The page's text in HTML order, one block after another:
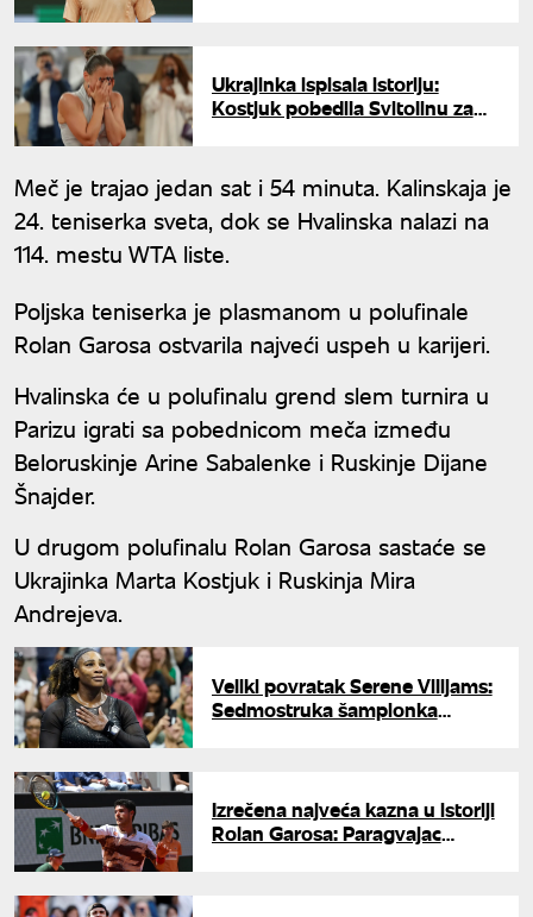
Ukrajinka ispisala istoriju:
Kostjuk pobedila Svitolinu za
Meč je trajao jedan sat i 54 minuta. Kalinskaja je
24. teniserka sveta, dok se Hvalinska nalazi na
114. mestu WTA liste.
Poljska teniserka je plasmanom u polufinale
Rolan Garosa ostvarila najveći uspeh u karijeri.
Hvalinska će u polufinalu grend slem turnira u
Parizu igrati sa pobednicom meča između
Beloruskinje Arine Sabalenke i Ruskinje Dijane
Šnajder.
U drugom polufinalu Rolan Garosa sastaće se
Ukrajinka Marta Kostjuk i Ruskinja Mira
Andrejeva.
Veliki povratak Serene Vilijams:
Sedmostruka šampionka
Izrečena najveća kazna u istoriji
Rolan Garosa: Paragvajac